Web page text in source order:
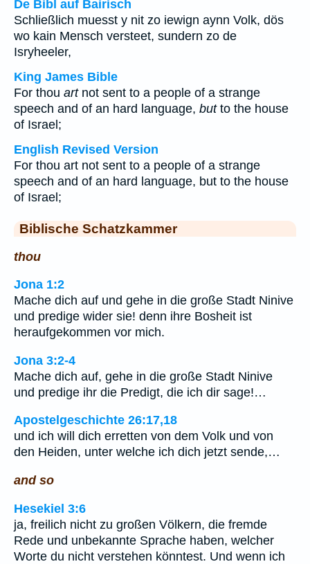
De Bibl auf Bairisch
Schließlich muesst y nit zo iewign aynn Volk, dös
wo kain Mensch versteet, sundern zo de
Isryheeler,
King James Bible
For thou artnot sent to a people of a strange
speech and of an hard language, butto the house
of Israel;
English Revised Version
For thou art not sent to a people of a strange
speech and of an hard language, but to the house
of Israel;
Biblische Schatzkammer
thou
Jona 1:2
Mache dich auf und gehe in die große Stadt Ninive
und predige wider sie! denn ihre Bosheit ist
heraufgekommen vor mich.
Jona 3:2-4
Mache dich auf, gehe in die große Stadt Ninive
und predige ihr die Predigt, die ich dir sage!…
Apostelgeschichte 26:17,18
und ich will dich erretten von dem Volk und von
den Heiden, unter welche ich dich jetzt sende,…
and so
Hesekiel 3:6
ja, freilich nicht zu großen Völkern, die fremde
Rede und unbekannte Sprache haben, welcher
Worte du nicht verstehen könntest. Und wenn ich